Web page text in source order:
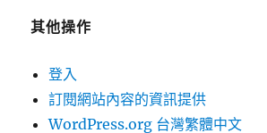
其他操作
登入
訂閱網站內容的資訊提供
WordPress.org 台灣繁體中文